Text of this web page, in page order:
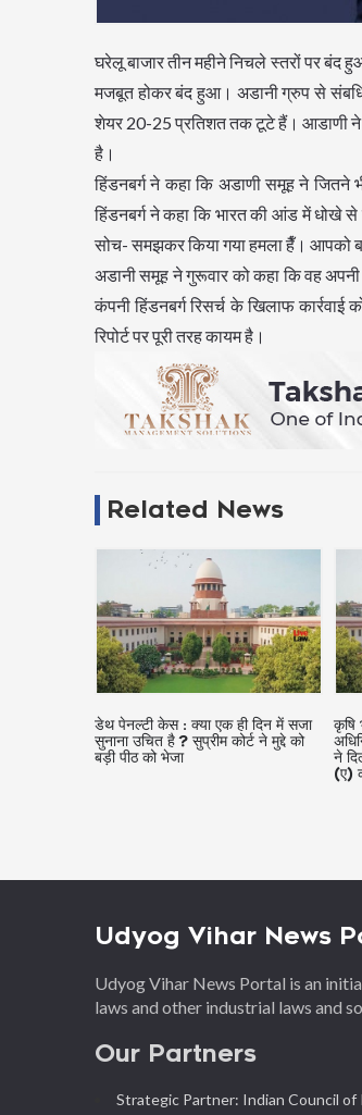
घरेलू बाजार तीन महीने निचले स्तरों पर बंद
मजबूत होकर बंद हुआ। अडानी ग्रुप से संबधित
शेयर 20-25 प्रतिशत तक टूटे हैं। आडाणी ने
है।
हिंडनबर्ग ने कहा कि अडाणी समूह ने जितने
हिंडनबर्ग ने कहा कि भारत की आंड में धोखे
सोच- समझकर किया गया हमला हैँ। आपको
अडानी समूह ने गुरूवार को कहा कि वह
कंपनी हिंडनबर्ग रिसर्च के खिलाफ कार्रवाई
रिपोर्ट पर पूरी तरह कायम है।
Related News
कृषि भूमि के पट्टे से संबंधित कोई भी राज्य
अधिनियम एक विशेष कानून है : सुप्रीम कोर्ट
ने दिल्ली भूमि सुधार अधिनियम की धारा 50
देखें
उससे
Udyog Vihar News
Udyog Vihar News Portal is an
laws and other industrial laws and
Our Partners
Strategic Partner: Indian Council